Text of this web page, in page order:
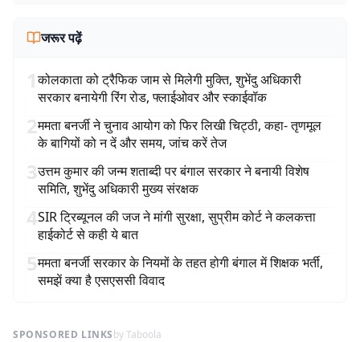
जरूर पढ़ें
1कोलकाता को ट्रैफिक जाम से मिलेगी मुक्ति, शुभेंदु अधिकारी
सरकार बनायेगी रिंग रोड, फ्लाईओवर और स्काईवॉक
2ममता बनर्जी ने चुनाव आयोग को फिर लिखी चिट्ठी, कहा- तृणमूल
के बागियों को न दें और समय, जांच करें तेज
3उत्तम कुमार की जन्म शताब्दी पर बंगाल सरकार ने बनायी विशेष
समिति, शुभेंदु अधिकारी मुख्य संरक्षक
4SIR ट्रिब्यूनल की जज ने मांगी सुरक्षा, सुप्रीम कोर्ट ने कलकत्ता
हाईकोर्ट से कही ये बात
5ममता बनर्जी सरकार के नियमों के तहत होगी बंगाल में शिक्षक भर्ती,
समझें क्या है एसएससी विवाद
SPONSORED LINKSby Taboola